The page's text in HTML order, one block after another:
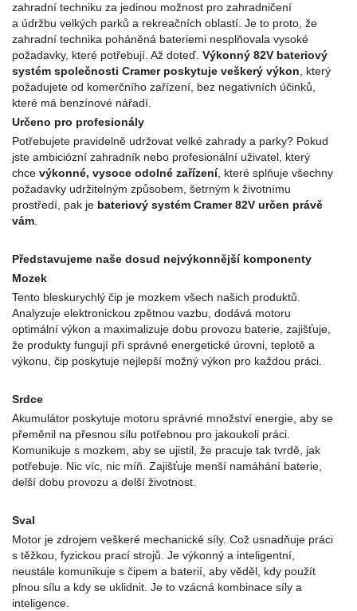
zahradní techniku za jedinou možnost pro zahradničení
a údržbu velkých parků a rekreačních oblastí. Je to proto, že
zahradní technika poháněná bateriemi nesplňovala vysoké
požadavky, které potřebují. Až doteď. Výkonný 82V bateriový
systém společnosti Cramer poskytuje veškerý výkon , který
požadujete od komerčního zařízení, bez negativních účinků,
které má benzínové nářadí.
Určeno pro profesionály
Potřebujete pravidelně udržovat velké zahrady a parky? Pokud
jste ambiciózní zahradník nebo profesionální uživatel, který
chce výkonné, vysoce odolné zařízení, které splňuje všechny
požadavky udržitelným způsobem, šetrným k životnímu
prostředí, pak je bateriový systém Cramer 82V určen právě
vám
Představujeme naše dosud nejvýkonnější komponenty
Mozek
Tento bleskurychlý čip je mozkem všech našich produktů.
Analyzuje elektronickou zpětnou vazbu, dodává motoru
optimální výkon a maximalizuje dobu provozu baterie, zajišťuje,
že produkty fungují při správné energetické úrovni, teplotě a
výkonu, čip poskytuje nejlepší možný výkon pro každou práci.
Srdce
Akumulátor poskytuje motoru správné množství energie, aby se
přeměnil na přesnou sílu potřebnou pro jakoukoli práci.
Komunikuje s mozkem, aby se ujistil, že pracuje tak tvrdě, jak
potřebuje. Nic víc, nic míň. Zajišťuje menší namáhání baterie,
delší dobu provozu a delší životnost.
Sval
Motor je zdrojem veškeré mechanické síly. Což usnadňuje práci
s těžkou, fyzickou prací strojů. Je výkonný a inteligentní,
neustále komunikuje s čipem a baterií, aby věděl, kdy použít
plnou sílu a kdy se uklidnit. Je to vzácná kombinace síly a
inteligence.